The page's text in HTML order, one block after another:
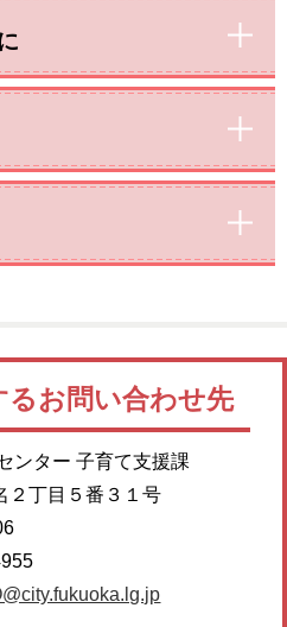
お問い合わせ先
ンター 子育て支援課
２丁目５番３１号